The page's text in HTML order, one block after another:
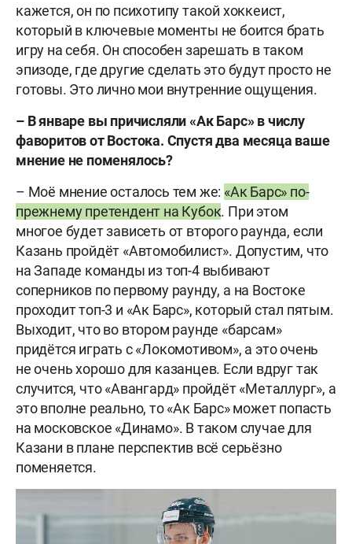
кажется, он по психотипу такой хоккеист,
который в ключевые моменты не боится брать
игру на себя. Он способен зарешать в таком
эпизоде, где другие сделать это будут просто не
готовы. Это лично мои внутренние ощущения.
– Вянваре вы причисляли«Ак Барс» вчислу
фаворитовот Востока. Спустя два месяца ваше
мнение не поменялось?
– Моё мнение осталось тем же: «Ак Барс» по-
прежнему претендент на Кубок. При этом
многое будет зависеть от второго раунда, если
Казань пройдёт «Автомобилист». Допустим, что
на Западе команды из топ-4 выбивают
соперников по первому раунду, а на Востоке
проходит топ-3 и «Ак Барс», который стал пятым.
Выходит, что во втором раунде «барсам»
придётся играть с «Локомотивом», а это очень
не очень хорошо для казанцев. Если вдруг так
случится, что «Авангард» пройдёт «Металлург», а
это вполне реально, то «Ак Барс» может попасть
на московское «Динамо». В таком случае для
Казани в плане перспектив всё серьёзно
поменяется.